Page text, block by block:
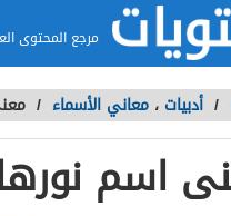
مرجع المحتوى
/ أدبيات ، معاني الأسماء /
اسم